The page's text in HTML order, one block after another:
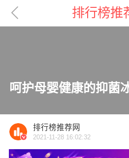
 排行榜推
呵护母婴健康的抑菌

排行榜推荐网
2021-11-28 16:02:32